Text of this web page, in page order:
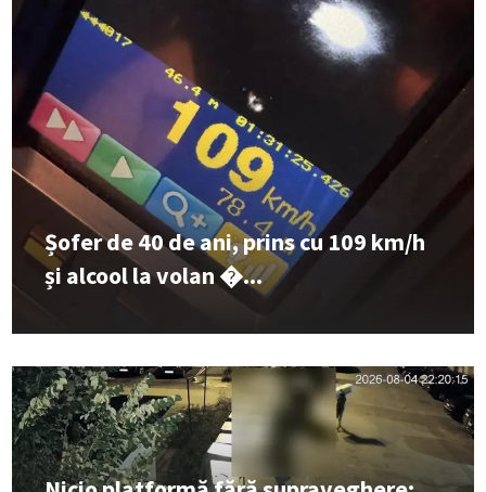
Șofer de 40 de ani, prins cu 109 km/h
și alcool la volan �...